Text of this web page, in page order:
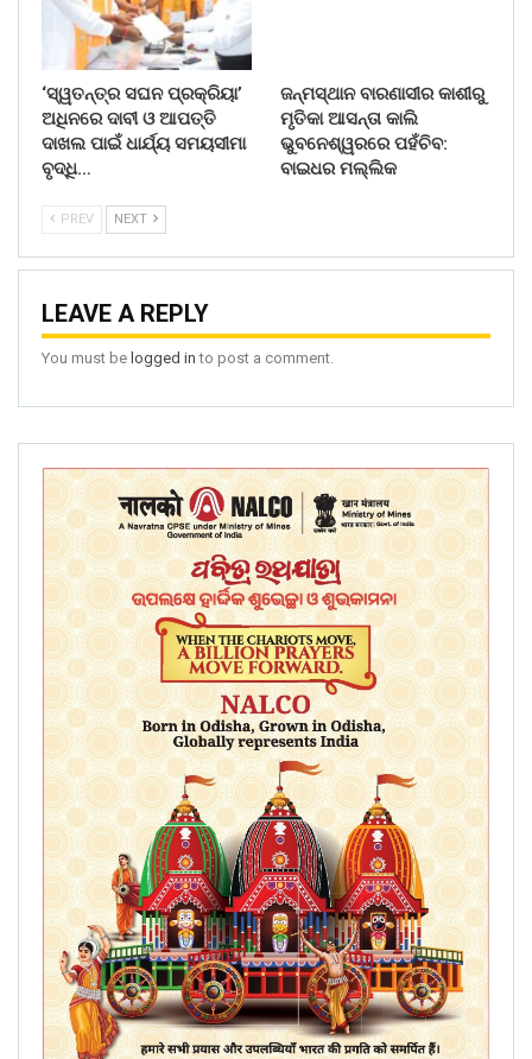
‘ସ୍ୱତନ୍ତ୍ର ସଘନ ପ୍ରକ୍ରିୟା’
ଅଧିନରେ ଦାବୀ ଓ ଆପତ୍ତି
ଦାଖଲ ପାଇଁ ଧାର୍ଯ୍ୟ ସମୟସୀମା
ବୃଦ୍ଧି…
ଜନ୍ମସ୍ଥାନ ବାରଣାସୀର କାଶୀରୁ
ମୃତିକା ଆସନ୍ତା କାଲି
ଭୁବନେଶ୍ୱରରେ ପହଁଚିବ:
ବାଇଧର ମଲ୍ଲିକ
PREV NEXT
LEAVE A REPLY
You must be logged in to post a comment.